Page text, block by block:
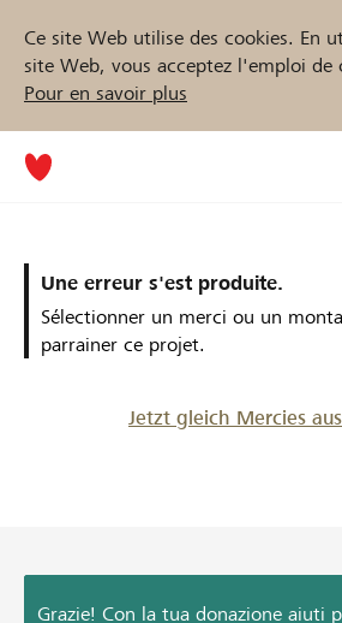
Ce site Web utilise des cookies. En
site Web, vous acceptez l'emploi de
Pour en savoir plus
Une erreur s'est produite.
Sélectionner un merci ou un
parrainer ce projet.
Jetzt gleich Mercies
Grazie! Con la tua donazione aiuti